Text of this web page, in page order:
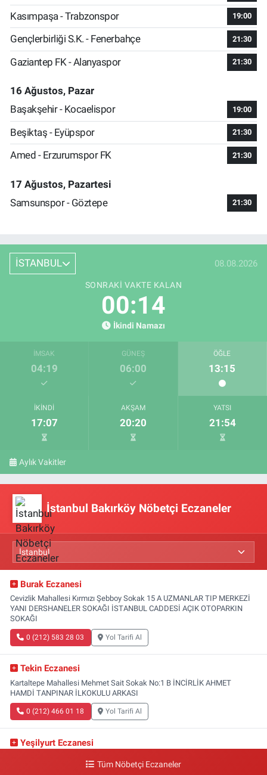
Kasımpaşa - Trabzonspor 19:00
Gençlerbirliği S.K. - Fenerbahçe 21:30
Gaziantep FK - Alanyaspor 21:30
16 Ağustos, Pazar
Başakşehir - Kocaelispor
19:00
Beşiktaş - Eyüpspor 21:30
Amed - Erzurumspor FK 21:30
17 Ağustos, Pazartesi
Samsunspor - Göztepe
21:30
İSTANBUL 08.08.2026
SONRAKI VAKTE KALAN
00:13
İkindi Namazı
İMSAK
04:19
GÜNEŞ
06:00
ÖĞLE
13:15
İKINDI
17:07
AKŞAM
20:20
YATSI
21:54
Aylık Vakitler
İstanbul Bakırköy Nöbetçi Eczaneler
Burak Eczanesi
Cevizlik Mahallesi Kırmızı Şebboy Sokak 15 A UZMANLAR TIP MERKEZİ
YANI DERSHANELER SOKAĞI İSTANBUL CADDESİ AÇIK OTOPARKIN
SOKAĞI
0 (212) 583 28 03 Yol Tarifi Al
Tekin Eczanesi
Kartaltepe Mahallesi Mehmet Sait Sokak No:1 B İNCİRLİK AHMET
HAMDİ TANPINAR İLKOKULU ARKASI
0 (212) 466 01 18 Yol Tarifi Al
Yeşilyurt Eczanesi
Tüm Nöbetçi Eczaneler